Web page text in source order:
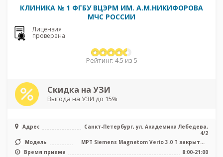
КЛИНИКА № 1 ФГБУ ВЦЭРМ ИМ. А.М.НИКИФОРОВА
МЧС РОССИИ
Лицензия
проверена
Рейтинг: 4.5 из 5
Скидка на УЗИ
Выгода на УЗИ до 15%
Адрес
Санкт-Петербург, ул. Академика Лебедева,
4/2
Модель
МРТ Siemens Magnetom Verio 3.0 T закрытый
Время приема
8:00-21:00